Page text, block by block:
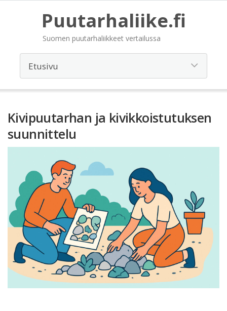
Puutarhaliike.fi
Suomen puutarhaliikkeet vertailussa
Kivipuutarhan ja kivikkoistutuksen
suunnittelu